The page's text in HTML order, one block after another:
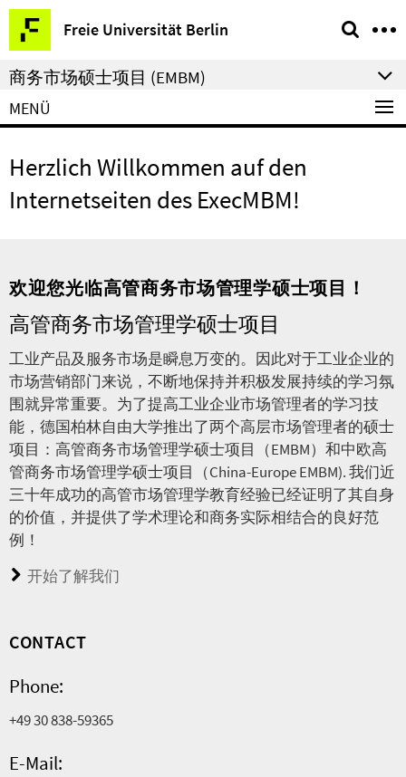
Springe
direkt
zu
Inhalt
Freie Universität Berlin
Service-
Navigation
商务市场硕士项目 (EMBM)
MENÜ
Herzlich Willkommen auf den
Internetseiten des ExecMBM!
欢迎您光临高管商务市场管理学硕士项目！
高管商务市场管理学硕士项目
工业产品及服务市场是瞬息万变的。因此对于工业企业的
市场营销部门来说，不断地保持并积极发展持续的学习氛
围就异常重要。为了提高工业企业市场管理者的学习技
能，德国柏林自由大学推出了两个高层市场管理者的硕士
项目：高管商务市场管理学硕士项目（EMBM）和中欧高
管商务市场管理学硕士项目（China-Europe EMBM). 我们近
三十年成功的高管市场管理学教育经验已经证明了其自身
的价值，并提供了学术理论和商务实际相结合的良好范
例！
开始了解我们
CONTACT
Phone:
+49 30 838-59365
E-Mail: